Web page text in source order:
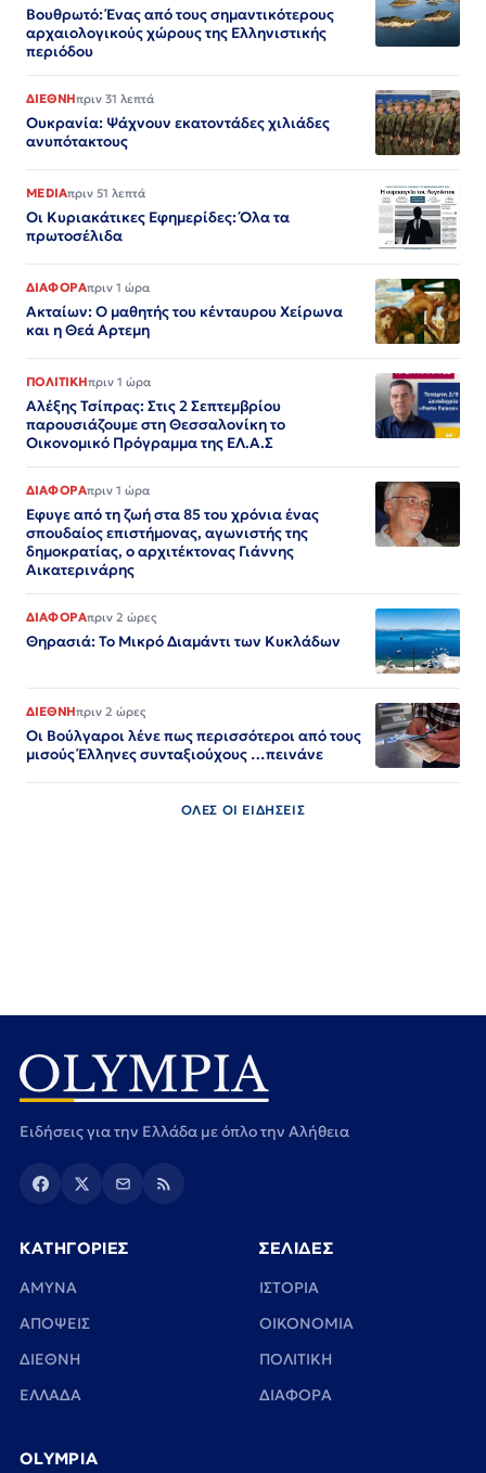
Βουθρωτό: Ένας από τους σημαντικότερους
αρχαιολογικούς χώρους της Ελληνιστικής
περιόδου
ΔΙΕΘΝΗπριν 31 λεπτά
Ουκρανία: Ψάχνουν εκατοντάδες χιλιάδες
ανυπότακτους
MEDIAπριν 51 λεπτά
Οι Κυριακάτικες Εφημερίδες: Όλα τα
πρωτοσέλιδα
ΔΙΑΦΟΡΑπριν 1 ώρα
Ακταίων: Ο μαθητής του κένταυρου Χείρωνα
και η Θεά Αρτεμη
ΠΟΛΙΤΙΚΗπριν 1 ώρα
Αλέξης Τσίπρας: Στις 2 Σεπτεμβρίου
παρουσιάζουμε στη Θεσσαλονίκη το
Οικονομικό Πρόγραμμα της ΕΛ.Α.Σ
ΔΙΑΦΟΡΑπριν 1 ώρα
Εφυγε από τη ζωή στα 85 του χρόνια ένας
σπουδαίος επιστήμονας, αγωνιστής της
δημοκρατίας, ο αρχιτέκτονας Γιάννης
Αικατερινάρης
ΔΙΑΦΟΡΑπριν 2 ώρες
Θηρασιά: Το Μικρό Διαμάντι των Κυκλάδων
ΔΙΕΘΝΗπριν 2 ώρες
Οι Βούλγαροι λένε πως περισσότεροι από τους
μισούς Έλληνες συνταξιούχους …πεινάνε
ΟΛΕΣ ΟΙ ΕΙΔΗΣΕΙΣ
Ειδήσεις για την Ελλάδα με όπλο την Αλήθεια
ΚΑΤΗΓΟΡΙΕΣ
ΑΜΥΝΑ
ΑΠΟΨΕΙΣ
ΔΙΕΘΝΗ
ΕΛΛΑΔΑ
ΣΕΛΙΔΕΣ
ΙΣΤΟΡΙΑ
ΟΙΚΟΝΟΜΙΑ
ΠΟΛΙΤΙΚΗ
ΔΙΑΦΟΡΑ
OLYMPIA